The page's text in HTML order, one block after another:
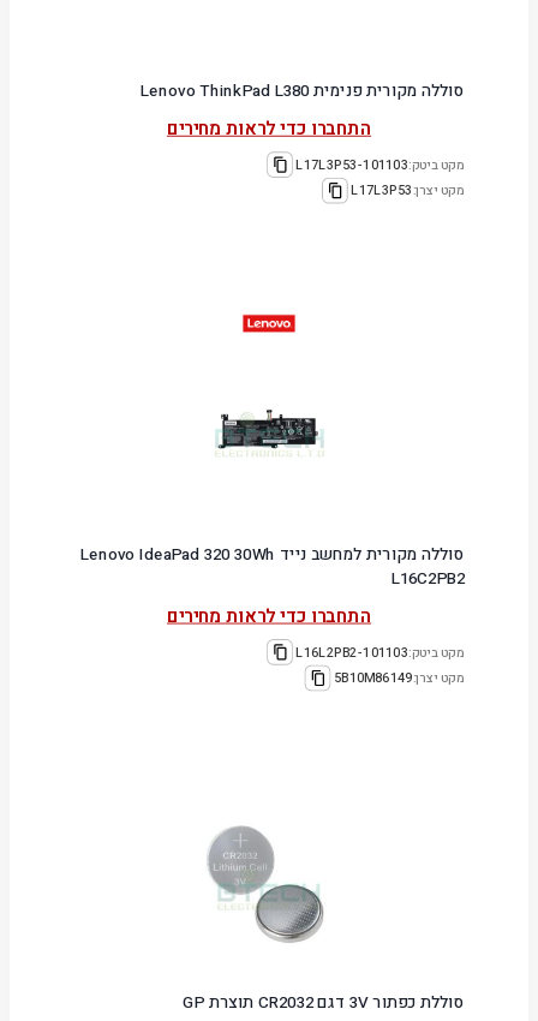
סוללה מקורית פנימית Lenovo ThinkPad L380
התחברו כדי לראות מחירים
מקט ביטק:101103-L17L3P53
מקט יצרן:L17L3P53
סוללה מקורית למחשב נייד Lenovo IdeaPad 320 30Wh
L16C2PB2
התחברו כדי לראות מחירים
מקט ביטק:101103-L16L2PB2
מקט יצרן:5B10M86149
סוללת כפתור 3V דגם CR2032 תוצרת GP